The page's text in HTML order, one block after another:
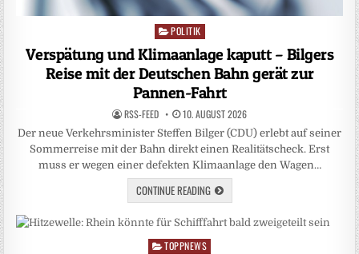
Posted
in
POLITIK
Verspätung und Klimaanlage kaputt – Bilgers
Reise mit der Deutschen Bahn gerät zur
Pannen-Fahrt
RSS-FEED 10. AUGUST 2026
Der neue Verkehrsminister Steffen Bilger (CDU) erlebt auf seiner
Sommerreise mit der Bahn direkt einen Realitätscheck. Erst
muss er wegen einer defekten Klimaanlage den Wagen…
CONTINUE READING
Posted
TOPPNEWS